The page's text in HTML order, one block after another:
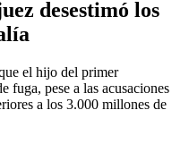
desestimó los
el hijo del primer
fuga, pese a las acusaciones
a los 3.000 millones de